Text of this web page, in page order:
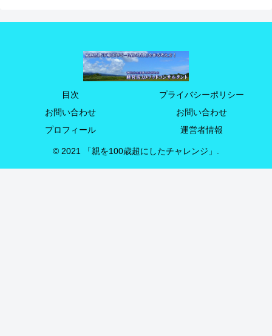
目次
プライバシーポリシー
お問い合わせ
お問い合わせ
プロフィール
運営者情報
© 2021 「親を100歳超にしたチャレンジ」.